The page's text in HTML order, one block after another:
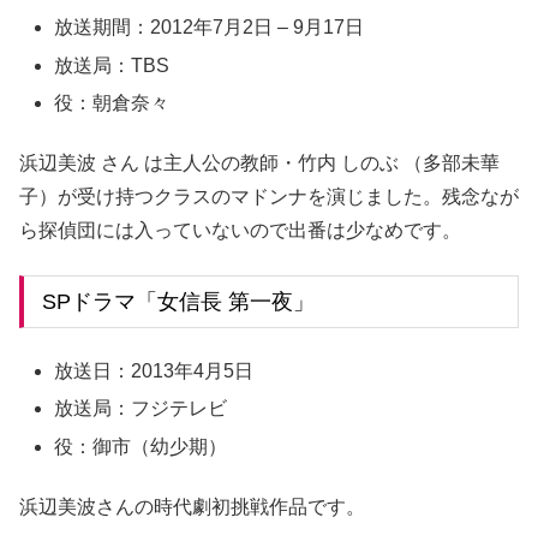
放送期間：2012年7月2日 – 9月17日
放送局：TBS
役：朝倉奈々
浜辺美波 さん は主人公の教師・竹内 しのぶ （多部未華
子）が受け持つクラスのマドンナを演じました。残念なが
ら探偵団には入っていないので出番は少なめです。
SPドラマ「女信長 第一夜」
放送日：2013年4月5日
放送局：フジテレビ
役：御市（幼少期）
浜辺美波さんの時代劇初挑戦作品です。